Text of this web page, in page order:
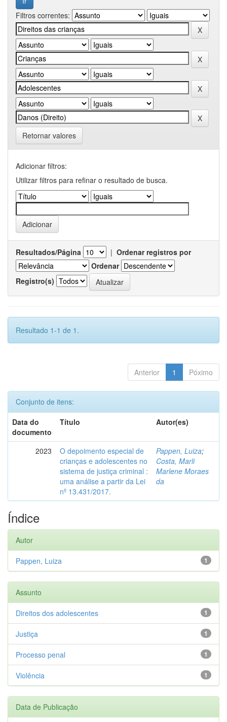
Filtros correntes:
Retornar valores
Adicionar filtros:
Utilizar filtros para refinar o resultado de busca.
Resultados/Página | Ordenar registros por
Ordenar
Registro(s)
Resultado 1-1 de 1.
Anterior 1 Póximo
Conjunto de itens:
Data do
documento
Título Autor(es)
2023
O depoimento especial de
crianças e adolescentes no
sistema de justiça criminal :
uma análise a partir da Lei
nº 13.431/2017.
Pappen, Luiza;
Costa, Marli
Marlene Moraes
da
Índice
Autor
1
Pappen, Luiza
Assunto
1
Direitos dos adolescentes
1
Justiça
1
Processo penal
1
Violência
Data de Publicação